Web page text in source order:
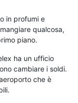
in profumi e
qualcosa,
piano.
ha un ufficio
cambiare i soldi.
che è